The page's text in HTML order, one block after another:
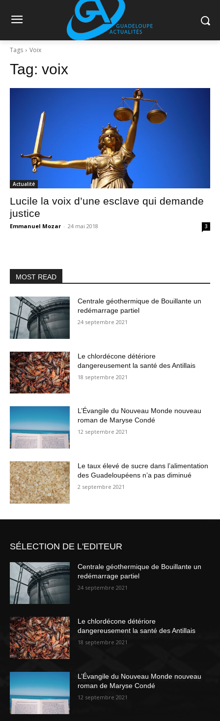
Tags Voix
Tag: voix
Actualité
Lucile la voix d’une esclave qui demande
justice
Emmanuel Mozar - 24 mai 2018 3
MOST READ
Centrale géothermique de Bouillante un
redémarrage partiel
24 septembre 2021
Le chlordécone détériore
dangereusement la santé des Antillais
18 septembre 2021
L’Évangile du Nouveau Monde nouveau
roman de Maryse Condé
12 septembre 2021
Le taux élevé de sucre dans l’alimentation
des Guadeloupéens n’a pas diminué
2 septembre 2021
SÉLECTION DE L'EDITEUR
Centrale géothermique de Bouillante un
redémarrage partiel
24 septembre 2021
Le chlordécone détériore
dangereusement la santé des Antillais
18 septembre 2021
L’Évangile du Nouveau Monde nouveau
roman de Maryse Condé
12 septembre 2021